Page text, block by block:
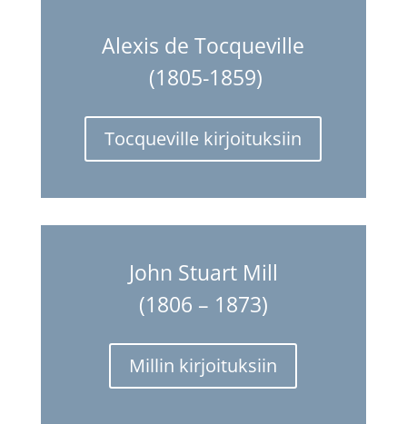
Alexis de Tocqueville
(1805-1859)
Tocqueville kirjoituksiin
John Stuart Mill
(1806 – 1873)
Millin kirjoituksiin